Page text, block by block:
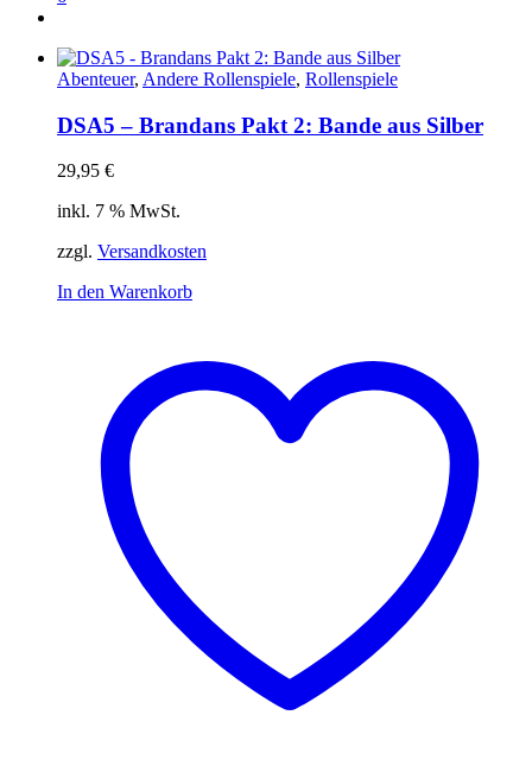
Abenteuer, Andere Rollenspiele, Rollenspiele
DSA5 – Brandans Pakt 2: Bande aus Silber
29,95 €
inkl. 7 % MwSt.
zzgl. Versandkosten
In den Warenkorb